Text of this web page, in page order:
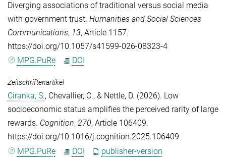
Diverging associations of traditional versus social media
with government trust. Humanities and Social Sciences
Communications, 13, Article 1157.
https://doi.org/10.1057/s41599-026-08323-4
MPG.PuRe
DOI
Zeitschriftenartikel
Ciranka, S., Chevallier, C., & Nettle, D. (2026). Low
socioeconomic status amplifies the perceived rarity of large
rewards. Cognition, 270, Article 106409.
https://doi.org/10.1016/j.cognition.2025.106409
MPG.PuRe
DOI publisher-version